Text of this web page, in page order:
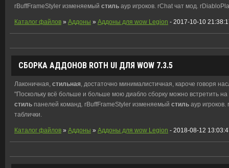
rBuffFrameStyler изменяемый стиль аур игроков. rChat чат мод.
Каталог файлов » Аддоны » Аддоны для wow Legion - 2017-10-10
СБОРКА АДДОНОВ ROTH UI ДЛЯ WOW 7.3.5
Лаконичная, стильная , достаточно минималистичная, кароче говоря
"Поскольку всё больше и больше мою диабло сборку можно встретить
стиль панелей команд. rBuffFrameStyler изменяемый стиль аур
таблички.
Каталог файлов » Аддоны » Аддоны для wow Legion - 2018-08-12